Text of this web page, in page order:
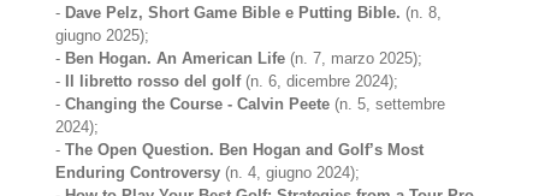
- Dave Pelz, Short Game Bible e Putting Bible.(n. 8,
giugno 2025);
- Ben Hogan. An American Life (n. 7, marzo 2025);
-
Il libretto rosso del golf(n. 6, dicembre 2024);
-Changing the Course - Calvin Peete (n. 5, settembre
2024);
-The Open Question. Ben Hogan and Golf’s Most
Enduring Controversy (n. 4, giugno 2024);